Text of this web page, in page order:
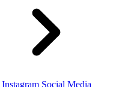
Instagram Social Media